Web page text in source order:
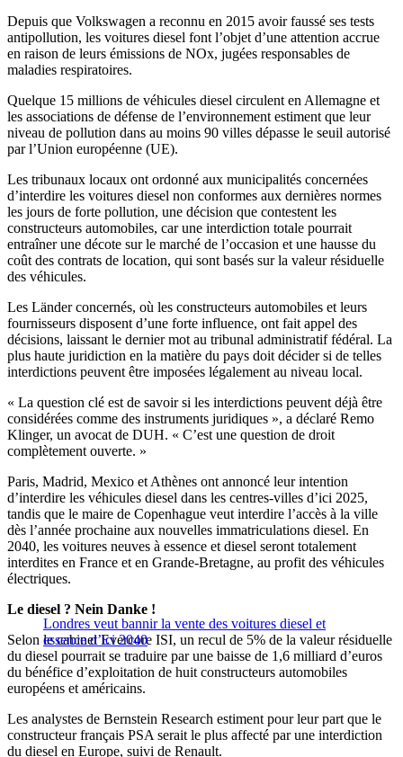
Depuis que Volkswagen a reconnu en 2015 avoir faussé ses tests
antipollution, les voitures diesel font l’objet d’une attention accrue
en raison de leurs émissions de NOx, jugées responsables de
maladies respiratoires.
Quelque 15 millions de véhicules diesel circulent en Allemagne et
les associations de défense de l’environnement estiment que leur
niveau de pollution dans au moins 90 villes dépasse le seuil autorisé
par l’Union européenne (UE).
Les tribunaux locaux ont ordonné aux municipalités concernées
d’interdire les voitures diesel non conformes aux dernières normes
les jours de forte pollution, une décision que contestent les
constructeurs automobiles, car une interdiction totale pourrait
entraîner une décote sur le marché de l’occasion et une hausse du
coût des contrats de location, qui sont basés sur la valeur résiduelle
des véhicules.
Les Länder concernés, où les constructeurs automobiles et leurs
fournisseurs disposent d’une forte influence, ont fait appel des
décisions, laissant le dernier mot au tribunal administratif fédéral. La
plus haute juridiction en la matière du pays doit décider si de telles
interdictions peuvent être imposées légalement au niveau local.
« La question clé est de savoir si les interdictions peuvent déjà être
considérées comme des instruments juridiques », a déclaré Remo
Klinger, un avocat de DUH. « C’est une question de droit
complètement ouverte. »
Paris, Madrid, Mexico et Athènes ont annoncé leur intention
d’interdire les véhicules diesel dans les centres-villes d’ici 2025,
tandis que le maire de Copenhague veut interdire l’accès à la ville
dès l’année prochaine aux nouvelles immatriculations diesel. En
2040, les voitures neuves à essence et diesel seront totalement
interdites en France et en Grande-Bretagne, au profit des véhicules
électriques.
Londres veut bannir la vente des voitures diesel et
essence d’ici 2040
Le diesel ? Nein Danke !
Selon le cabinet Evercore ISI, un recul de 5% de la valeur résiduelle
du diesel pourrait se traduire par une baisse de 1,6 milliard d’euros
du bénéfice d’exploitation de huit constructeurs automobiles
européens et américains.
Les analystes de Bernstein Research estiment pour leur part que le
constructeur français PSA serait le plus affecté par une interdiction
du diesel en Europe, suivi de Renault.